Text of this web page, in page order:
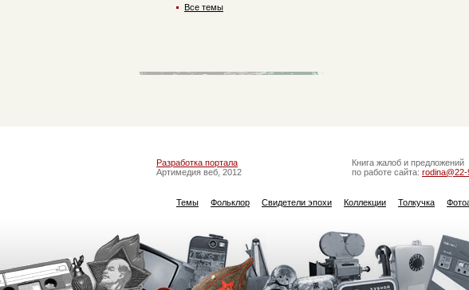
Все темы
Разработка портала
Артимедия веб, 2012
Книга жалоб и предложений
по работе сайта:
Темы Фольклор Свидетели эпохи Коллекции Толкучка